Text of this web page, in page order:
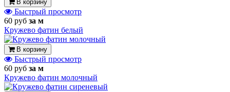
В корзину
Быстрый просмотр
60 руб за м
Кружево фатин белый
В корзину
Быстрый просмотр
60 руб за м
Кружево фатин молочный